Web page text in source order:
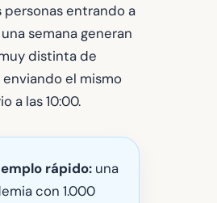
personas entrando a
semana generan
distinta de
el mismo
a las 10:00.
rápido:una
con 1.000